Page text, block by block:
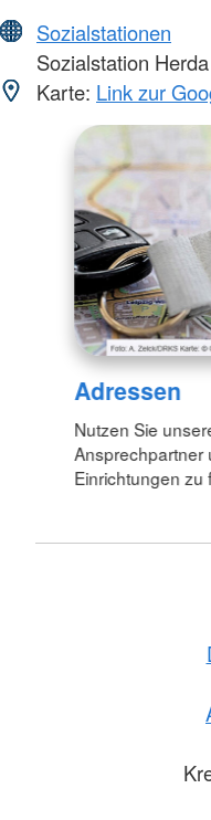
Sozialstationen
Sozialstation Herda
Karte: Link zur
Adressen
Nutzen Sie
Ansprechpartner
Einrichtungen zu